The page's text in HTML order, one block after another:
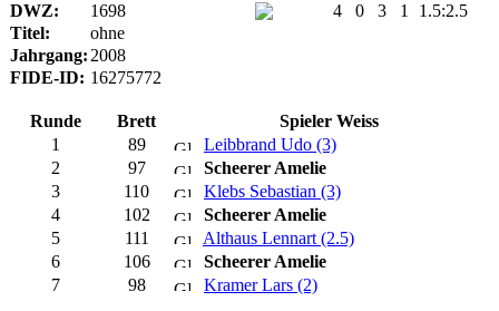
DWZ:
1698 4 0 3 1
1.5:2.5
Titel:
ohne
Jahrgang: 2008
FIDE-ID: 16275772
Runde Brett Spieler Weiss
1
89
Leibbrand Udo (3)
2
97
Scheerer Amelie
3
110
Klebs Sebastian (3)
4
102
Scheerer Amelie
5
111
Althaus Lennart (2.5)
6
106
Scheerer Amelie
7
98 Kramer Lars (2)